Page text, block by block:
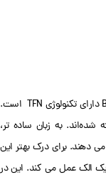
فیلتر ممبران 8 اینچ ال جی کم (LG Chem) مدل BW 400 R دارای تکنولوژی TFN است.
شده‌اند. به زبان ساده تر،
دهند. برای درک بهتر این
الک عمل می کند. این در